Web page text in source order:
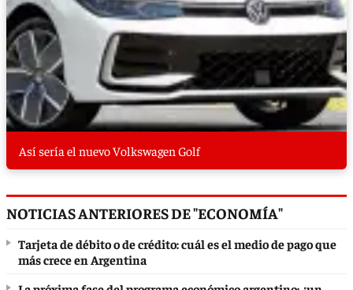
Así sería el nuevo Volkswagen Golf
NOTICIAS ANTERIORES DE "ECONOMÍA"
Tarjeta de débito o de crédito: cuál es el medio de pago que
más crece en Argentina